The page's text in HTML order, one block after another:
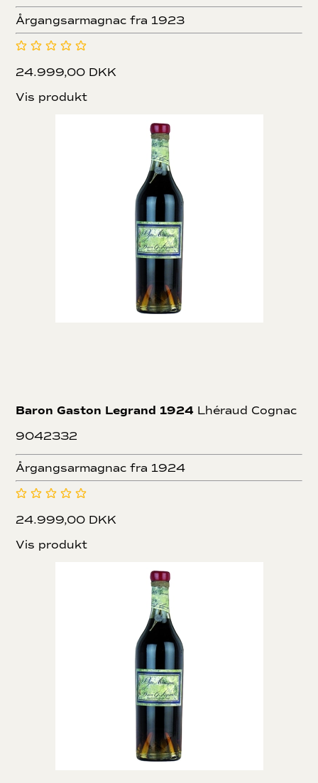
Årgangsarmagnac fra 1923
24.999,00 DKK
Vis produkt
Baron Gaston Legrand 1924 Lhéraud Cognac
9042332
Årgangsarmagnac fra 1924
24.999,00 DKK
Vis produkt